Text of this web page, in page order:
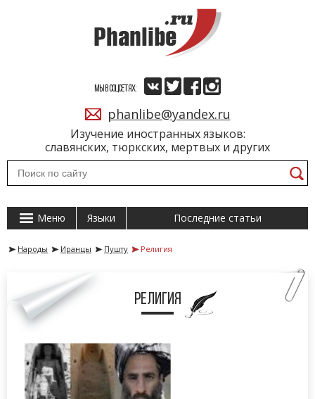
Изучение иностранных языков:
славянских, тюркских, мертвых и других
МЫ В СОЦСЕТЯХ:
phanlibe@yandex.ru
Меню Языки Последние статьи
Народы Иранцы Пушту Религия
Религия